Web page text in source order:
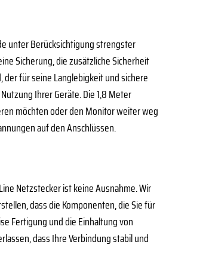
unter Berücksichtigung strengster
Sicherung, die zusätzliche Sicherheit
der für seine Langlebigkeit und sichere
Ihrer Geräte. Die 1,8 Meter
möchten oder den Monitor weiter weg
auf den Anschlüssen.
Netzstecker ist keine Ausnahme. Wir
dass die Komponenten, die Sie für
Fertigung und die Einhaltung von
dass Ihre Verbindung stabil und